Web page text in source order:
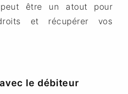
être un atout pour
et récupérer vos
le débiteur